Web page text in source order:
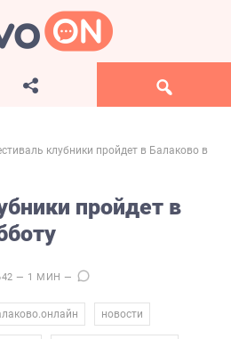
клубники пройдет в Балаково в
пройдет в
— 1 МИН —
новости